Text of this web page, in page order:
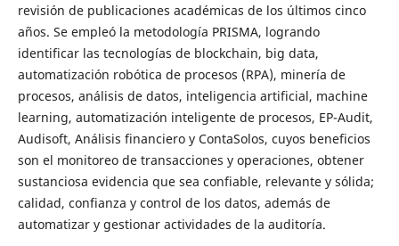
revisión de publicaciones académicas de los últimos cinco
años. Se empleó la metodología PRISMA, logrando
identificar las tecnologías de blockchain, big data,
automatización robótica de procesos (RPA), minería de
procesos, análisis de datos, inteligencia artificial, machine
learning, automatización inteligente de procesos, EP-Audit,
Audisoft, Análisis financiero y ContaSolos, cuyos beneficios
son el monitoreo de transacciones y operaciones, obtener
sustanciosa evidencia que sea confiable, relevante y sólida;
calidad, confianza y control de los datos, además de
automatizar y gestionar actividades de la auditoría.